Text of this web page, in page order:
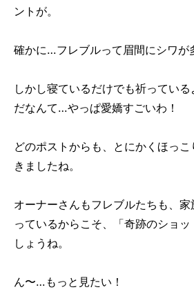
ントが。
確かに…フレブルって眉間にシワが
しかし寝ているだけでも祈ってい
だなんて…やっぱ愛嬌すごいわ！
どのポストからも、とにかくほっ
きましたね。
オーナーさんもフレブルたちも、
っているからこそ、「奇跡のショ
しょうね。
ん〜…もっと見たい！